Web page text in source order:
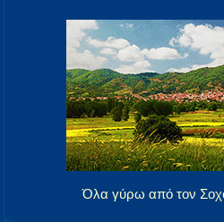
Όλα γύρω από τον